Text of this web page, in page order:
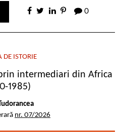
0
DE ISTORIE
intermediari din Africa
1985)
nr. 07/2026